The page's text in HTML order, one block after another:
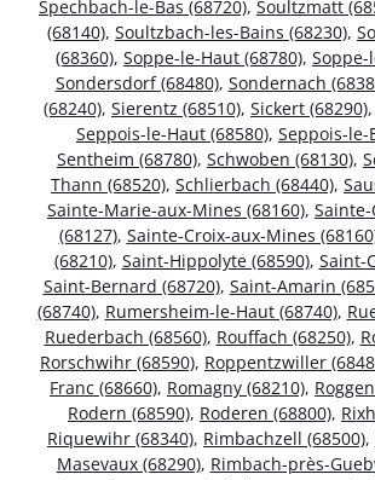
Spechbach-le-Bas (68720), Soultzmatt
(68140), Soultzbach-les-Bains (68230),
(68360), Soppe-le-Haut (68780), Soppe-
Sondersdorf (68480), Sondernach
(68240), Sierentz (68510), Sickert (68290),
Seppois-le-Haut (68580), Seppois-le-
Sentheim (68780), Schwoben (68130),
Thann (68520), Schlierbach (68440),
Sainte-Marie-aux-Mines (68160),
(68127), Sainte-Croix-aux-Mines
(68210), Saint-Hippolyte (68590), Saint-
Saint-Bernard (68720), Saint-Amarin
(68740), Rumersheim-le-Haut (68740),
Ruederbach (68560), Rouffach (68250),
Rorschwihr (68590), Roppentzwiller
Franc (68660), Romagny (68210),
Rodern (68590), Roderen (68800),
Riquewihr (68340), Rimbachzell (68500),
Masevaux (68290), Rimbach-près-